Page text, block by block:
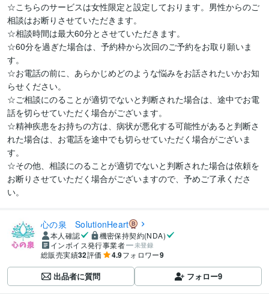
☆こちらのサービスは女性限定と設定しております。男性からのご
相談はお断りさせていただきます。
☆相談時間は最大60分とさせていただきます。
☆60分を過ぎた場合は、予約枠から次回のご予約をお取り願いま
す。
☆お電話の前に、あらかじめどのような悩みをお話されたいかお知
らせください。
☆ご相談にのることが適切でないと判断された場合は、途中でお電
話を切らせていただく場合がございます。
☆精神疾患をお持ちの方は、病状が悪化する可能性があると判断さ
れた場合は、お電話を途中でも切らせていただく場合がございま
す。
☆その他、相談にのることが適切でないと判断された場合は依頼を
お断りさせていただく場合がございますので、予めご了承くださ
い。
心の泉 SolutionHeart
本人確認
機密保持契約(NDA)
インボイス発行事業者
未登録
総販売実績32評価 4.9フォロワー9
出品者に質問 フォロー9